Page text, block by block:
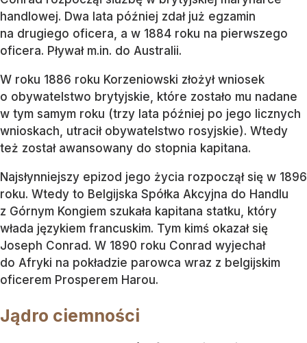
handlowej. Dwa lata później zdał już egzamin
na drugiego oficera, a w 1884 roku na pierwszego
oficera. Pływał m.in. do Australii.
W roku 1886 roku Korzeniowski złożył wniosek
o obywatelstwo brytyjskie, które zostało mu nadane
w tym samym roku (trzy lata później po jego licznych
wnioskach, utracił obywatelstwo rosyjskie). Wtedy
też został awansowany do stopnia kapitana.
Najsłynniejszy epizod jego życia rozpoczął się w 1896
roku. Wtedy to Belgijska Spółka Akcyjna do Handlu
z Górnym Kongiem szukała kapitana statku, który
włada językiem francuskim. Tym kimś okazał się
Joseph Conrad. W 1890 roku Conrad wyjechał
do Afryki na pokładzie parowca wraz z belgijskim
oficerem Prosperem Harou.
Jądro ciemności